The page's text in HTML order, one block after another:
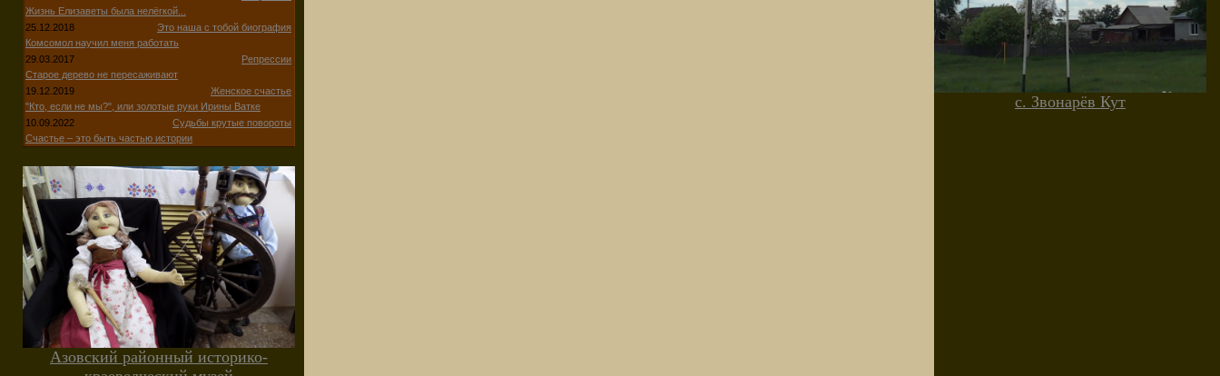
Жизнь Елизаветы была нелёгкой...
25.12.2018
Это наша с тобой биография
Комсомол научил меня работать
29.03.2017
Репрессии
Старое дерево не пересаживают
19.12.2019
Женское счастье
"Кто, если не мы?", или золотые руки Ирины Ватке
10.09.2022
Судьбы крутые повороты
Счастье – это быть частью истории
Азовский районный историко-
с. Звонарёв Кут